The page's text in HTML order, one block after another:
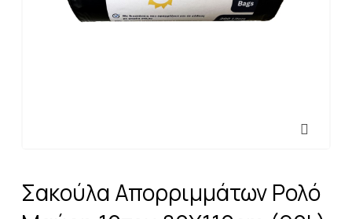
Σακούλα Απορριμμάτων Ρολό